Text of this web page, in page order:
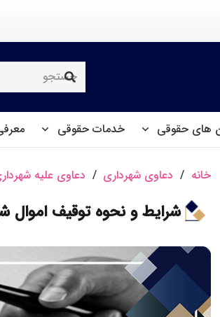
های حقوقی خدمات حقوقی
خانه / دعاوی شهرداری / دعاوی علیه
شرایط و نحوه توقیف اموال